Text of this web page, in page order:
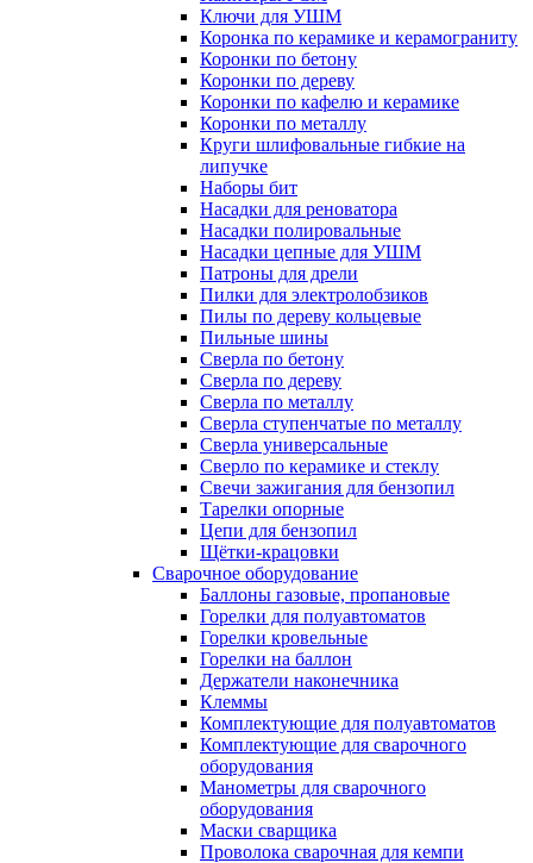
Ключи для УШМ
Коронка по керамике и керамограниту
Коронки по бетону
Коронки по дереву
Коронки по кафелю и керамике
Коронки по металлу
Круги шлифовальные гибкие на
липучке
Наборы бит
Насадки для реноватора
Насадки полировальные
Насадки цепные для УШМ
Патроны для дрели
Пилки для электролобзиков
Пилы по дереву кольцевые
Пильные шины
Сверла по бетону
Сверла по дереву
Сверла по металлу
Сверла ступенчатые по металлу
Сверла универсальные
Сверло по керамике и стеклу
Свечи зажигания для бензопил
Тарелки опорные
Цепи для бензопил
Щётки-крацовки
Сварочное оборудование
Баллоны газовые, пропановые
Горелки для полуавтоматов
Горелки кровельные
Горелки на баллон
Держатели наконечника
Клеммы
Комплектующие для полуавтоматов
Комплектующие для сварочного
оборудования
Манометры для сварочного
оборудования
Маски сварщика
Проволока сварочная для кемпи